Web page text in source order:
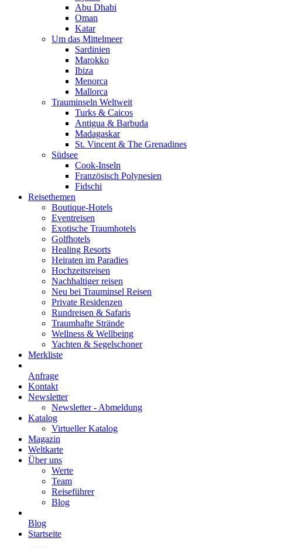
Abu Dhabi
Oman
Katar
Um das Mittelmeer
Sardinien
Marokko
Ibiza
Menorca
Mallorca
Trauminseln Weltweit
Turks & Caicos
Antigua & Barbuda
Madagaskar
St. Vincent & The Grenadines
Südsee
Cook-Inseln
Französisch Polynesien
Fidschi
Reisethemen
Boutique-Hotels
Eventreisen
Exotische Traumhotels
Golfhotels
Healing Resorts
Heiraten im Paradies
Hochzeitsreisen
Nachhaltiger reisen
Neu bei Trauminsel Reisen
Private Residenzen
Rundreisen & Safaris
Traumhafte Strände
Wellness & Wellbeing
Yachten & Segelschoner
Merkliste
Anfrage
Kontakt
Newsletter
Newsletter - Abmeldung
Katalog
Virtueller Katalog
Magazin
Weltkarte
Über uns
Werte
Team
Reiseführer
Blog
Blog
Startseite